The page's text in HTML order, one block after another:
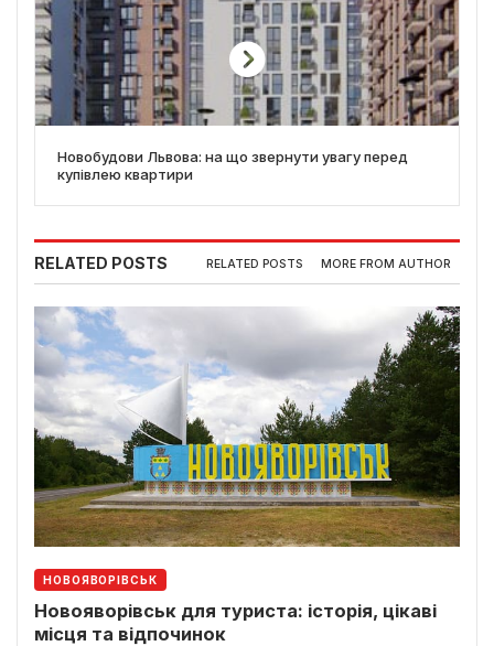
Новобудови Львова: на що звернути увагу перед
купівлею квартири
RELATED POSTS RELATED POSTS MORE FROM AUTHOR
НОВОЯВОРІВСЬК
Новояворівськ для туриста: історія, цікаві
місця та відпочинок